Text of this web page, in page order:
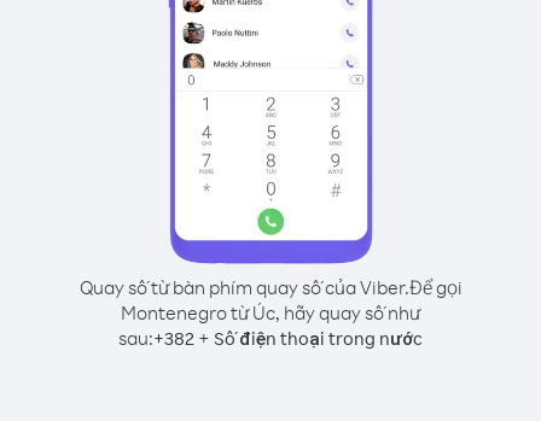
Quay số từ bàn phím quay số của Viber.Để gọi
Montenegro từ Úc, hãy quay số như
sau:+382 + Số điện thoại trong nước